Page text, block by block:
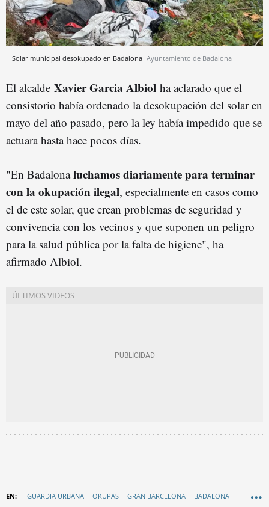
Solar municipal desokupado en Badalona Ayuntamiento de Badalona
El alcalde Xavier Garcia Albiol ha aclarado que el
consistorio había ordenado la desokupación del solar en
mayo del año pasado, pero la ley había impedido que se
actuara hasta hace pocos días.
"En Badalonaluchamos diariamente para terminar
con la okupación ilegal, especialmente en casos como
el de este solar, que crean problemas de seguridad y
convivencia con los vecinos y que suponen un peligro
para la salud pública por la falta de higiene", ha
afirmado Albiol.
GUARDIA URBANA OKUPAS GRAN BARCELONA BADALONA